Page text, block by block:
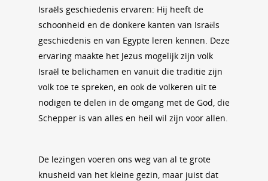
Israëls geschiedenis ervaren: Hij heeft de
schoonheid en de donkere kanten van Israëls
geschiedenis en van Egypte leren kennen. Deze
ervaring maakte het Jezus mogelijk zijn volk
Israël te belichamen en vanuit die traditie zijn
volk toe te spreken, en ook de volkeren uit te
nodigen te delen in de omgang met de God, die
Schepper is van alles en heil wil zijn voor allen.
De lezingen voeren ons weg van al te grote
knusheid van het kleine gezin, maar juist dat